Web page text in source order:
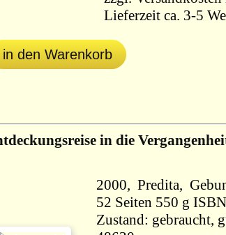
Lieferzeit ca. 3-5
in den Warenkorb
in die
2000,
52 Seiten 550
Zustand: gebraucht,